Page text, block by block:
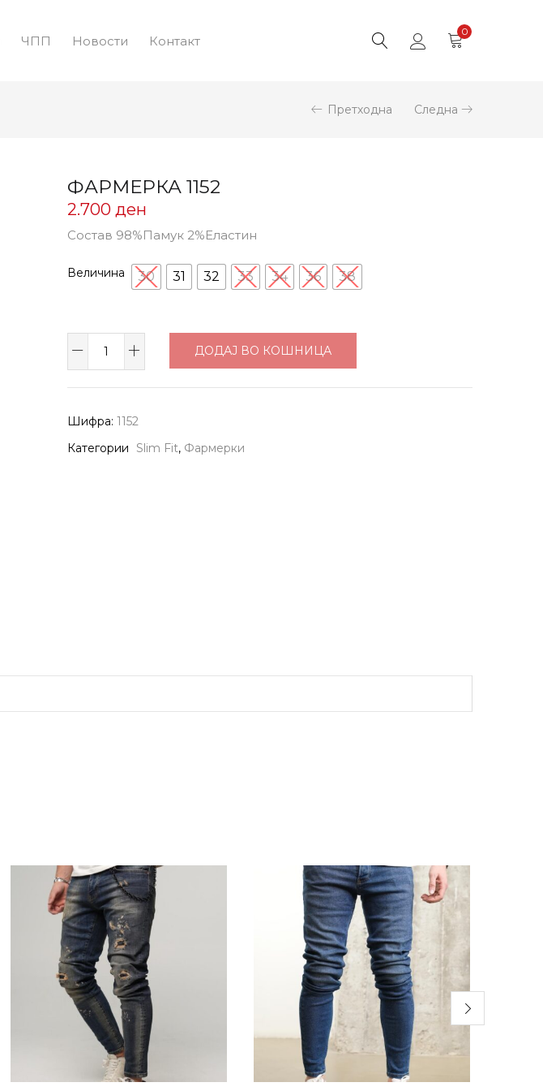
ЧПП Новости Контакт
0
Претходна Следна
ФАРМЕРКА 1152
2.700 ден
Состав 98%Памук 2%Еластин
Величина 30 31 32 33 34 36 38
ФАРМЕРКА
количина
ДОДАЈ ВО КОШНИЦА
Шифра: 1152
Категории
Slim Fit, Фармерки